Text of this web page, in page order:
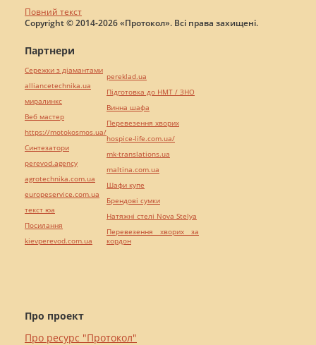
Повний текст
Copyright © 2014-2026 «Протокол». Всі права захищені.
Про проект
Про ресурс "Протокол"
Партнери
Сережки з діамантами
alliancetechnika.ua
миралинкс
Веб мастер
https://motokosmos.ua/
Синтезатори
perevod.agency
agrotechnika.com.ua
europeservice.com.ua
текст юа
Посилання
kievperevod.com.ua
pereklad.ua
Підготовка до НМТ / ЗНО
Винна шафа
Перевезення хворих
hospice-life.com.ua/
mk-translations.ua
maltina.com.ua
Шафи купе
Брендові сумки
Натяжні стелі Nova Stelya
Перевезення хворих за
кордон